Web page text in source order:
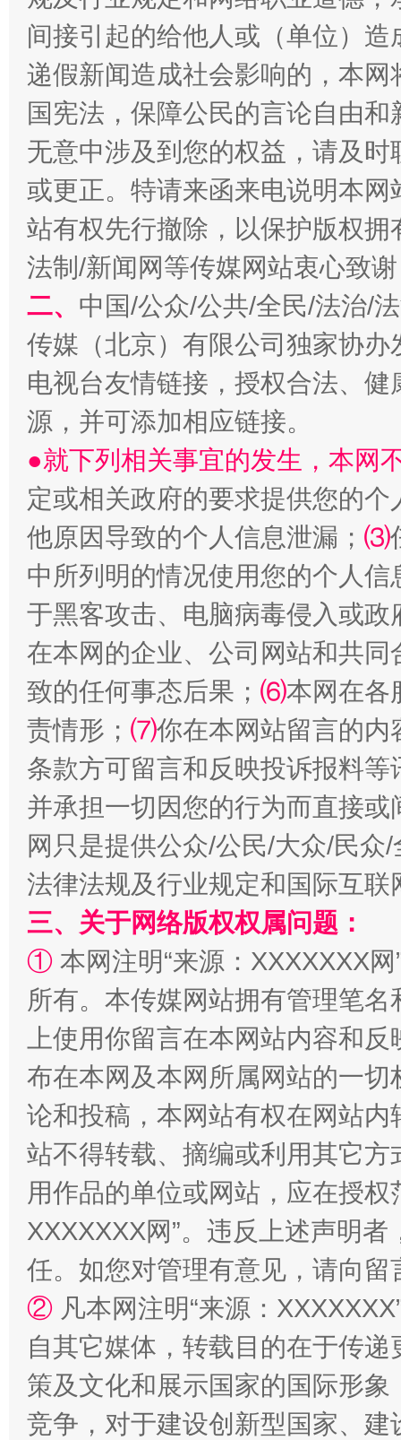
揭批美国五大"原罪" "炒
解纷+调解+退费，一次搞定
站台名比不上好声名
漫山遍野的桃花与雪山、麦地、白藏房 除
招工难、用工荒背后
间接引起的给他人或（单位）
递假新闻造成社会影响的，本
国宪法，保障公民的言论自由
无意中涉及到您的权益，请及
或更正。特请来函来电说明本
站有权先行撤除，以保护版权
法制/新闻网等传媒网站衷心致
二、 中国/公众/公共/全民/法治/
传媒（北京）有限公司独家协
电视台友情链接，授权合法、
源，并可添加相应链接。
●就下列相关事宜的发生，本网
定或相关政府的要求提供您的个
他原因导致的个人信息泄漏； ⑶
中所列明的情况使用您的个人
于黑客攻击、电脑病毒侵入或
在本网的企业、公司网站和共
致的任何事态后果； ⑹本网在各
责情形； ⑺你在本网站留言的内
条款方可留言和反映投诉报料
并承担一切因您的行为而直接
网只是提供公众/公民/大众/民
法律法规及行业规定和国际互
三、关于网络版权权属问题：
① 本网注明“来源：XXXXXXX
所有。本传媒网站拥有管理笔
上使用你留言在本网站内容和
布在本网及本网所属网站的一
论和投稿，本网站有权在网站
站不得转载、摘编或利用其它
用作品的单位或网站，应在授
XXXXXXX网”。违反上述声明
任。如您对管理有意见，请向
② 凡本网注明“来源：
自其它媒体，转载目的在于传
策及文化和展示国家的国际形
竞争，对于建设创新型国家、